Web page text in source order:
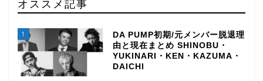
オススメ記事
1
DA PUMP初期/元メンバー脱退理
由と現在まとめ SHINOBU・
YUKINARI・KEN・KAZUMA・
DAICHI